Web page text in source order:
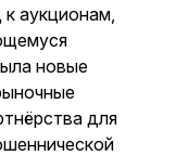
аукционам,
новые
для